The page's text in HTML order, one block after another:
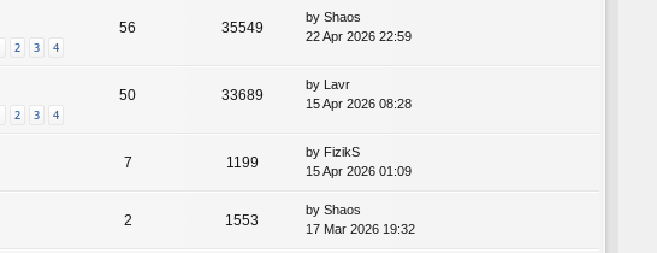
2 3 4
56 35549
by Shaos
22 Apr 2026 22:59
2 3 4
50 33689
by
Lavr
15 Apr 2026 08:28
7 1199
by FizikS
15 Apr 2026 01:09
2 1553
by Shaos
17 Mar 2026 19:32